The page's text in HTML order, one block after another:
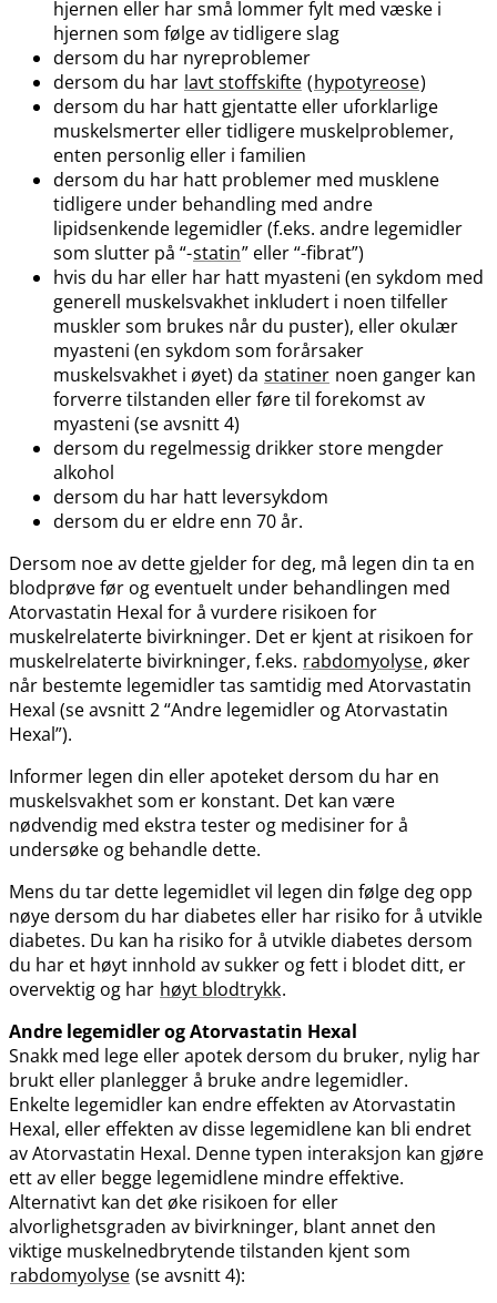
hjernen eller har små lommer fylt med væske i
hjernen som følge av tidligere slag
dersom du har nyreproblemer
dersom du har lavt stoffskifte (hypotyreose)
dersom du har hatt gjentatte eller uforklarlige
muskelsmerter eller tidligere muskelproblemer,
enten personlig eller i familien
dersom du har hatt problemer med musklene
tidligere under behandling med andre
lipidsenkende legemidler (f.eks. andre legemidler
som slutter på “-statin” eller “-fibrat”)
hvis du har eller har hatt myasteni (en sykdom med
generell muskelsvakhet inkludert i noen tilfeller
muskler som brukes når du puster), eller okulær
myasteni (en sykdom som forårsaker
muskelsvakhet i øyet) da statiner noen ganger kan
forverre tilstanden eller føre til forekomst av
myasteni (se avsnitt 4)
dersom du regelmessig drikker store mengder
alkohol
dersom du har hatt leversykdom
dersom du er eldre enn 70 år.
Dersom noe av dette gjelder for deg, må legen din ta en
blodprøve før og eventuelt under behandlingen med
Atorvastatin Hexal for å vurdere risikoen for
muskelrelaterte bivirkninger. Det er kjent at risikoen for
muskelrelaterte bivirkninger, f.eks. rabdomyolyse, øker
når bestemte legemidler tas samtidig med Atorvastatin
Hexal (se avsnitt 2 “Andre legemidler og Atorvastatin
Hexal”).
Informer legen din eller apoteket dersom du har en
muskelsvakhet som er konstant. Det kan være
nødvendig med ekstra tester og medisiner for å
undersøke og behandle dette.
Mens du tar dette legemidlet vil legen din følge deg opp
nøye dersom du har diabetes eller har risiko for å utvikle
diabetes. Du kan ha risiko for å utvikle diabetes dersom
du har et høyt innhold av sukker og fett i blodet ditt, er
overvektig og har høyt blodtrykk.
Andre legemidler og Atorvastatin Hexal
Snakk med lege eller apotek dersom du bruker, nylig har
brukt eller planlegger å bruke andre legemidler.
Enkelte legemidler kan endre effekten av Atorvastatin
Hexal, eller effekten av disse legemidlene kan bli endret
av Atorvastatin Hexal. Denne typen interaksjon kan gjøre
ett av eller begge legemidlene mindre effektive.
Alternativt kan det øke risikoen for eller
alvorlighetsgraden av bivirkninger, blant annet den
viktige muskelnedbrytende tilstanden kjent som
rabdomyolyse (se avsnitt 4):